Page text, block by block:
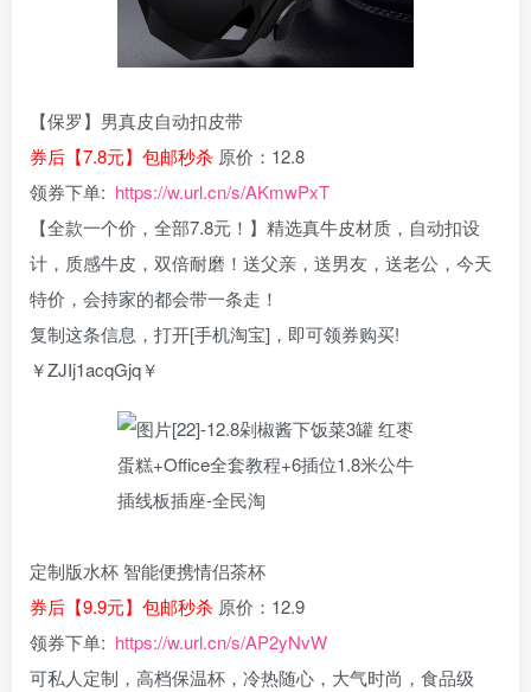
【保罗】男真皮自动扣皮带
券后【7.8元】包邮秒杀 原价：12.8
领券下单: https://w.url.cn/s/AKmwPxT
【全款一个价，全部7.8元！】精选真牛皮材质，自动扣设
计，质感牛皮，双倍耐磨！送父亲，送男友，送老公，今天
特价，会持家的都会带一条走！
复制这条信息，打开[手机淘宝]，即可领券购买!
￥ZJIj1acqGjq￥
定制版水杯 智能便携情侣茶杯
券后【9.9元】包邮秒杀 原价：12.9
领券下单: https://w.url.cn/s/AP2yNvW
可私人定制，高档保温杯，冷热随心，大气时尚，食品级